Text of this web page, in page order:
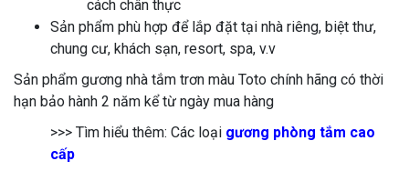
cách chân thực
Sản phẩm phù hợp để lắp đặt tại nhà riêng, biệt thư,
chung cư, khách sạn, resort, spa, v.v
Sản phẩm gương nhà tắm trơn màu Toto chính hãng có thời
hạn bảo hành 2 năm kể từ ngày mua hàng
>>> Tìm hiểu thêm: Các loại gương phòng tắm cao
cấp